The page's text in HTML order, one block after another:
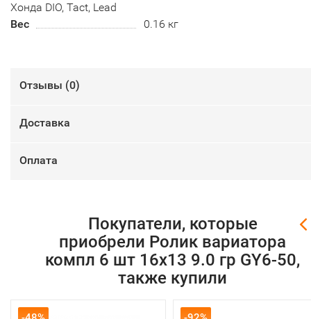
Хонда DIO, Tact, Lead
Вес
0.16 кг
Отзывы (0)
Доставка
Оплата
Покупатели, которые
приобрели Ролик вариатора
компл 6 шт 16х13 9.0 гр GY6-50,
также купили